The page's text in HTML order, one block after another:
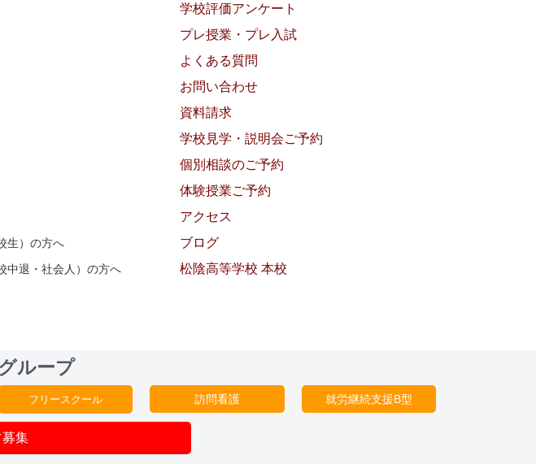
生）の方へ
中退・社会人）の方へ
学校評価アンケート
プレ授業・プレ入試
よくある質問
お問い合わせ
資料請求
学校見学・説明会ご予約
個別相談のご予約
体験授業ご予約
アクセス
ブログ
松陰高等学校 本校
ループ
フリースクール 訪問看護 就労継続支援B型
募集